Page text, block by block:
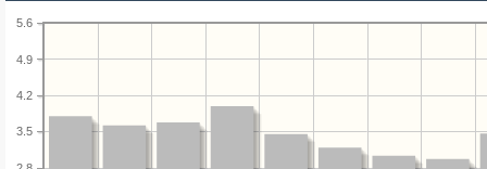
3.5
4.2
4.9
5.6